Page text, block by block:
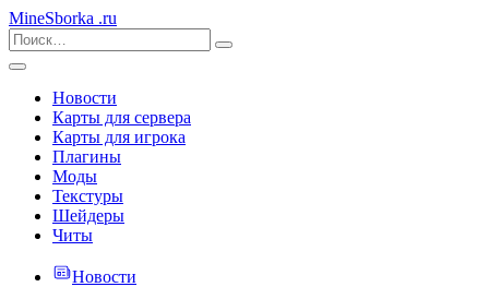
MineSborka .ru
Новости
Карты для сервера
Карты для игрока
Плагины
Моды
Текстуры
Шейдеры
Читы
Новости